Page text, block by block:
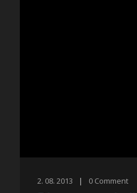
2. 08. 2013 | 0 Comment